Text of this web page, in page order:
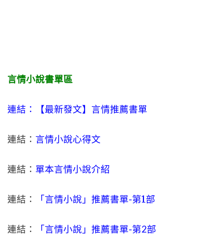
言情小說書單區
連結：【最新發文】 言情推薦書單
連結： 言情小說心得文
連結： 單本言情小說介紹
連結： 「言情小說」推薦書單-第1部
連結： 「言情小說」推薦書單-第2部